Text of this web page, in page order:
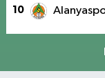
10